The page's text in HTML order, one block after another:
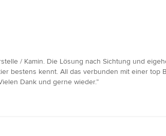
/ Kamin. Die Lösung nach Sichtung und
bestens kennt. All das verbunden mit einer top
Dank und gerne wieder.”